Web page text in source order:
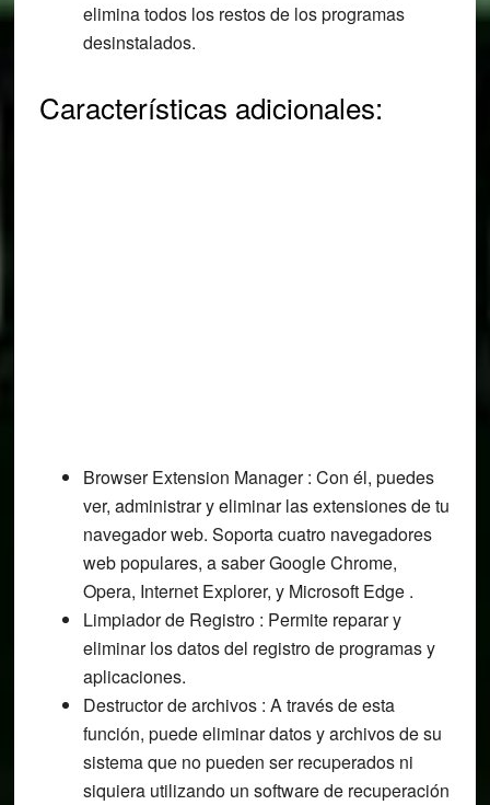
elimina todos los restos de los programas
desinstalados.
Características adicionales:
Browser Extension Manager : Con él, puedes
ver, administrar y eliminar las extensiones de tu
navegador web. Soporta cuatro navegadores
web populares, a saber Google Chrome,
Opera, Internet Explorer, y Microsoft Edge .
Limpiador de Registro : Permite reparar y
eliminar los datos del registro de programas y
aplicaciones.
Destructor de archivos : A través de esta
función, puede eliminar datos y archivos de su
sistema que no pueden ser recuperados ni
siquiera utilizando un software de recuperación